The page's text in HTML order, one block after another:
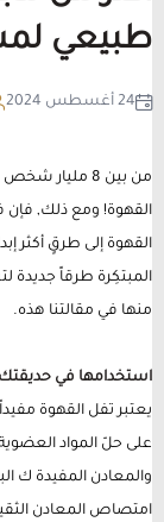
طبيعي
24 أغسطس 2024
القهوة! ومع ذلك, فإن
القهوة إلى طرقٍ أكثر
منها في مقالتنا هذه.
استخدامها في
يعتبر تفل القهوة
على حلّ المواد
والمعادن المفيدة ك
امتصاص المعادن